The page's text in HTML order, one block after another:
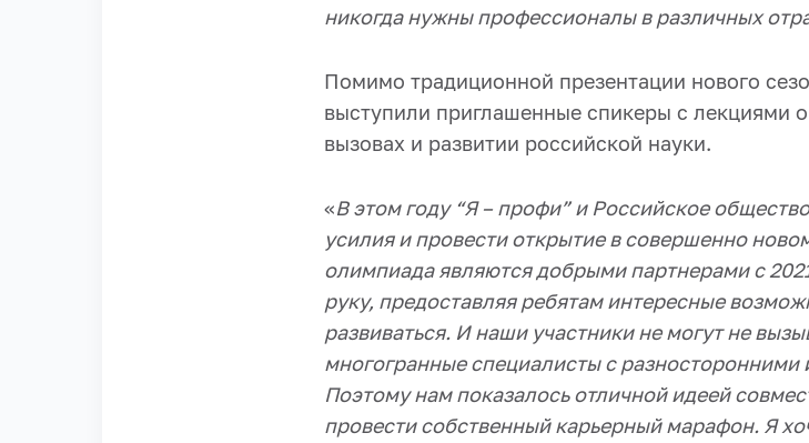
никогда нужны профессионалы в различных
Помимо традиционной презентации нового
выступили приглашенные спикеры с лекциями
вызовах и развитии российской науки.
«В этом году “Я – профи” и Российское
усилия и провести открытие в совершенно
олимпиада являются добрыми партнерами с
руку, предоставляя ребятам интересные
развиваться. И наши участники не могут не
многогранные специалисты с
Поэтому нам показалось отличной идеей
провести собственный карьерный марафон. Я